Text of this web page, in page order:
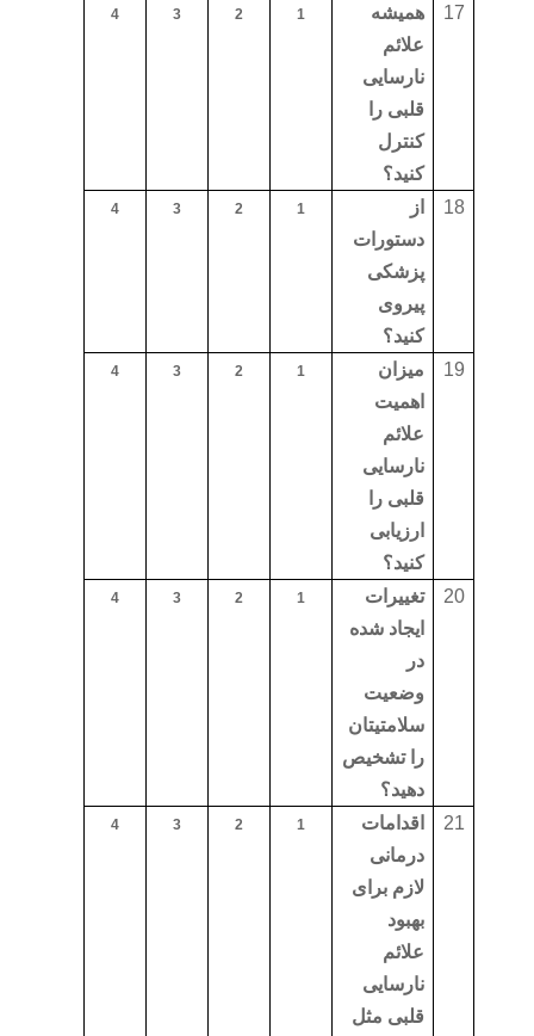
4 3 2 1
همیشه
علائم
نارسایی
قلبی را
کنترل
کنید؟
17
4 3 2 1
از
دستورات
پزشکی
پیروی
کنید؟
18
4 3 2 1
میزان
اهمیت
علائم
نارسایی
قلبی را
ارزیابی
کنید؟
19
4 3 2 1
تغییرات
ایجاد شده
در
وضعیت
سلامتیتان
را تشخیص
دهید؟
20
4 3 2 1
اقدامات
درمانی
لازم برای
بهبود
علائم
نارسایی
قلبی مثل
21